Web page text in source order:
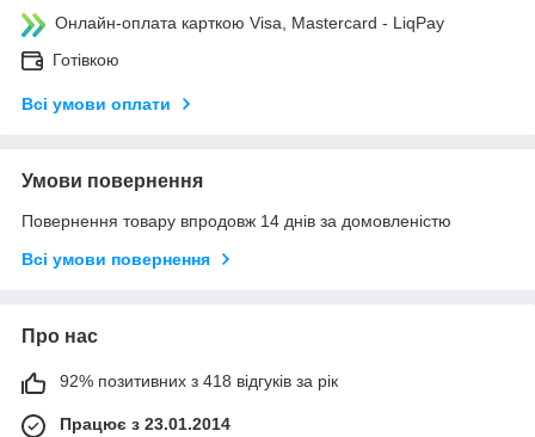
Онлайн-оплата карткою Visa, Mastercard - LiqPay
Готівкою
Всі умови оплати
Умови повернення
Повернення товару впродовж 14 днів за домовленістю
Всі умови повернення
Про нас
92% позитивних з 418 відгуків за рік
Працює з 23.01.2014